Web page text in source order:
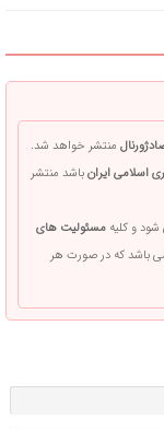
منتشر خواهد شد.
اسلامی ایرانباشد منتشر
و کلیهمسئولیت های
باشد که در صورت هر